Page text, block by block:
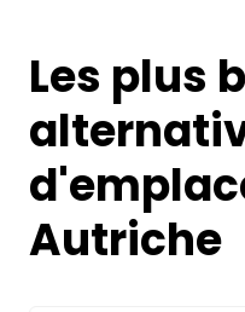
Les plus
Autriche